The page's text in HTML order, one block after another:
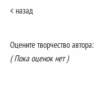
< назад
Оцените творчество автора:
( Пока оценок нет )